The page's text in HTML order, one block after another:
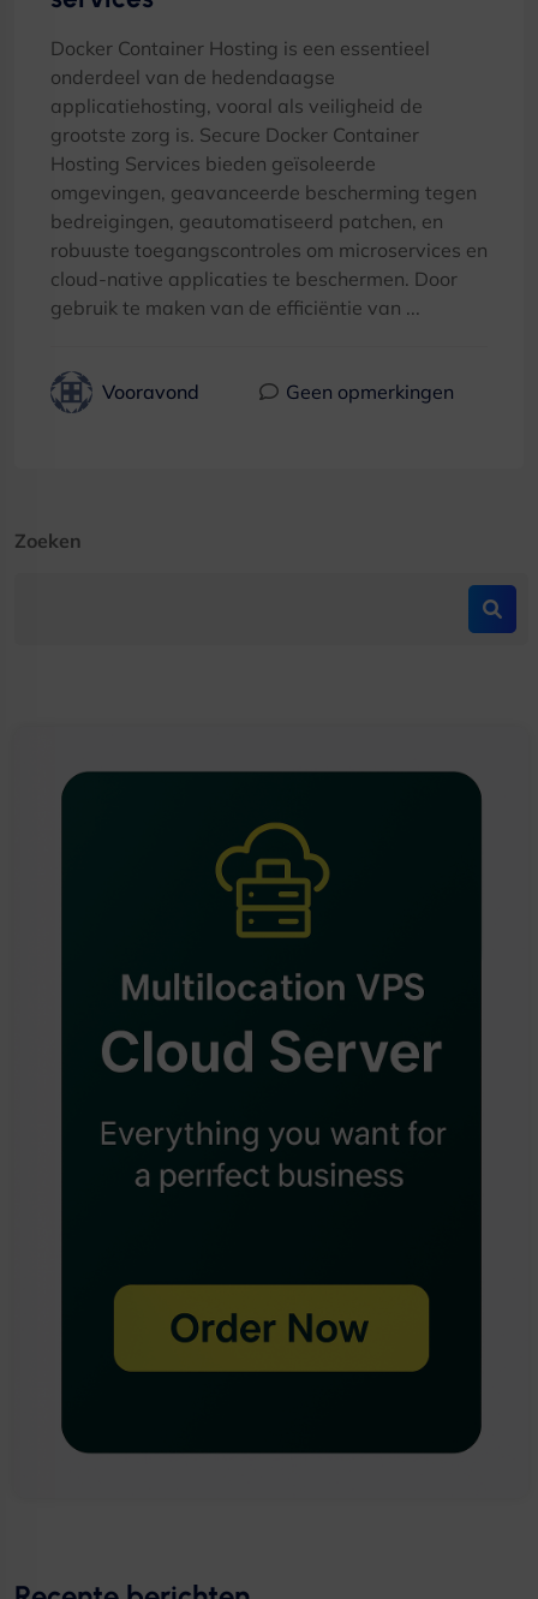
Docker Container Hosting is een essentieel
onderdeel van de hedendaagse
applicatiehosting, vooral als veiligheid de
grootste zorg is. Secure Docker Container
Hosting Services bieden geïsoleerde
omgevingen, geavanceerde bescherming tegen
bedreigingen, geautomatiseerd patchen, en
robuuste toegangscontroles om microservices en
cloud-native applicaties te beschermen. Door
gebruik te maken van de efficiëntie van ...
Vooravond Geen opmerkingen
Zoeken